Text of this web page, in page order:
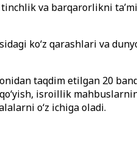
va barqarorlikni
ko‘z qarashlari va
taqdim etilgan 20
isroillik
o‘z ichiga oladi.